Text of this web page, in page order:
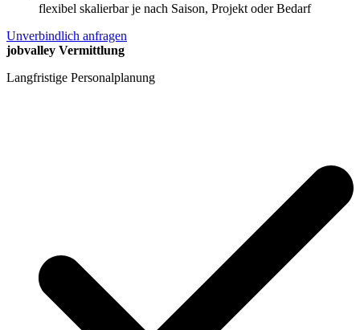
flexibel skalierbar je nach Saison, Projekt oder Bedarf
Unverbindlich anfragen
jobvalley Vermittlung
Langfristige Personalplanung